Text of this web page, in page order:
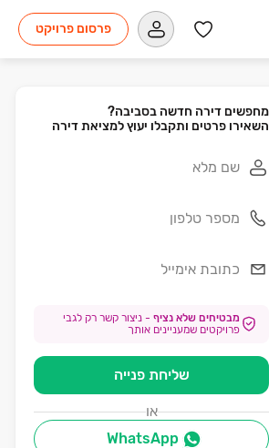
פרסום פרויקט
השאירו פרטים ותקבלו יעוץ למציאת דירה
מבטיחים שלא נציף - ניצור קשר רק לגבי
פרויקטים שמעניינים אותך
שליחת פנייה
או
WhatsApp